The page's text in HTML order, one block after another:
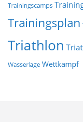
Trainingscamps
Trainingsplan
Triathlon
Wasserlage Wettkampf